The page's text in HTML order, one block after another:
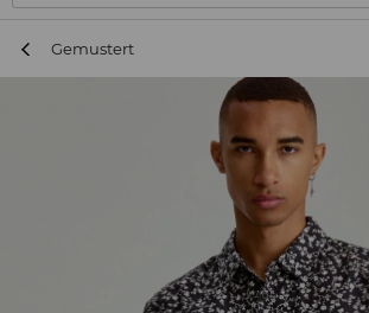
Gemustert